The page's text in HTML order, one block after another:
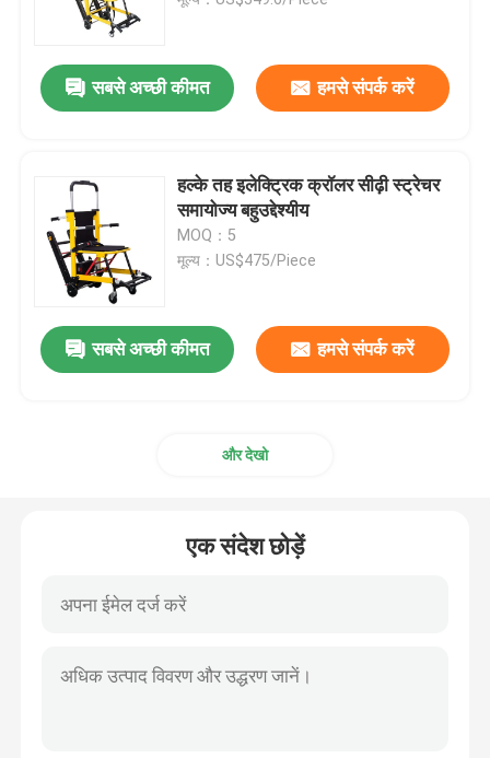
फोल्डिंग स्कूप स्ट्रेचर
सीढ़ी कुर्सी स्ट्रेचर
आपातकालीन बचाव स्ट्रेचर
इलेक्ट्रिक परीक्षा बिस्तर
सर्जिकल ऑपरेटिंग टेबल
प्रसूति बिस्तर
सबसे अच्छी कीमत हमसे संपर्क करें
हल्के तह इलेक्ट्रिक क्रॉलर सीढ़ी स्ट्रेचर
समायोज्य बहुउद्देश्यीय
MOQ：5
मूल्य：US$475/Piece
सबसे अच्छी कीमत हमसे संपर्क करें
और देखो
एक संदेश छोड़ें